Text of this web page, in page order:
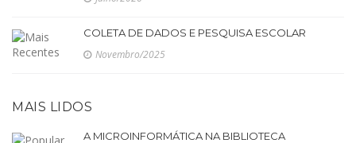
COLETA DE DADOS E PESQUISA ESCOLAR
Novembro/2025
MAIS LIDOS
A MICROINFORMÁTICA NA BIBLIOTECA